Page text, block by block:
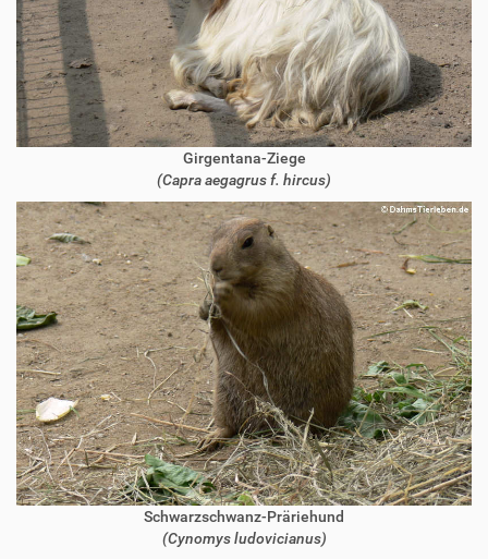
Girgentana-Ziege
(Capra aegagrus f. hircus)
Schwarzschwanz-Präriehund
(Cynomys ludovicianus)